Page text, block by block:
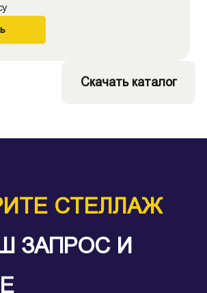
Скачать каталог
СТЕЛЛАЖ
ЗАПРОС И